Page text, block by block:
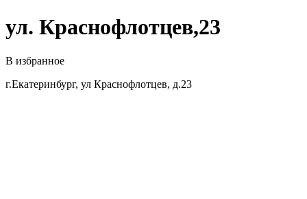
ул. Краснофлотцев,23
В избранное
г.Екатеринбург, ул Краснофлотцев, д.23